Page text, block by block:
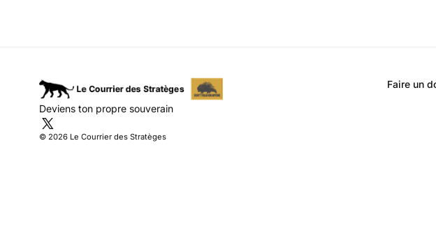
Deviens ton propre souverain
© 2026 Le Courrier des Stratèges
Faire un